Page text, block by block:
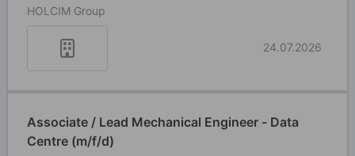
HOLCIM Group
24.07.2026
Associate / Lead Mechanical Engineer - Data
Centre (m/f/d)